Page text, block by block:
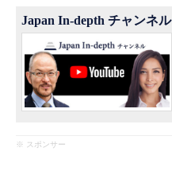
Japan In-depth チャンネル
※ スポンサー